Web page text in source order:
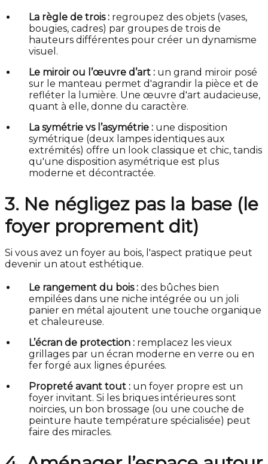
La règle de trois : regroupez des objets (vases,
bougies, cadres) par groupes de trois de
hauteurs différentes pour créer un dynamisme
visuel.
Le miroir ou l’œuvre d’art : un grand miroir posé
sur le manteau permet d'agrandir la pièce et de
refléter la lumière. Une œuvre d'art audacieuse,
quant à elle, donne du caractère.
La symétrie vs l’asymétrie : une disposition
symétrique (deux lampes identiques aux
extrémités) offre un look classique et chic, tandis
qu'une disposition asymétrique est plus
moderne et décontractée.
3. Ne négligez pas la base (le
foyer proprement dit)
Si vous avez un foyer au bois, l'aspect pratique peut
devenir un atout esthétique.
Le rangement du bois : des bûches bien
empilées dans une niche intégrée ou un joli
panier en métal ajoutent une touche organique
et chaleureuse.
L’écran de protection : remplacez les vieux
grillages par un écran moderne en verre ou en
fer forgé aux lignes épurées.
Propreté avant tout : un foyer propre est un
foyer invitant. Si les briques intérieures sont
noircies, un bon brossage (ou une couche de
peinture haute température spécialisée) peut
faire des miracles.